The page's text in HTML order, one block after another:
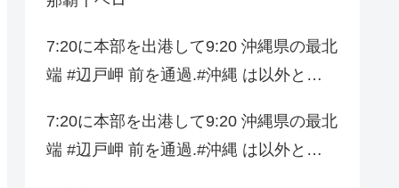
7:20に本部を出港して9:20 沖縄県の最北
端 #辺戸岬 前を通過.#沖縄 は以外と…
7:20に本部を出港して9:20 沖縄県の最北
端 #辺戸岬 前を通過.#沖縄 は以外と…